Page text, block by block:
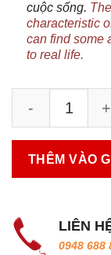
cuộc sống.
characteristic
can find some
to real life.
THÊM VÀO
LIÊN
0948 688